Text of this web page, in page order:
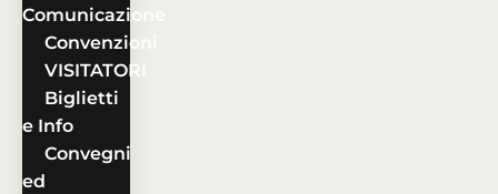
Comunicazione
Convenzioni
VISITATORI
Biglietti
e Info
Convegni
ed